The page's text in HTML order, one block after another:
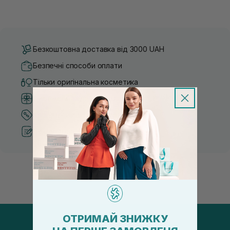
Безкоштовна доставка від 3000 UAH
Безпечні способи оплати
Тільки оригінальна косметика
Система бонусів та лояльності
Кращі ціни та топ товари
Рекомендації від косметологів
ОТРИМАЙ ЗНИЖКУ